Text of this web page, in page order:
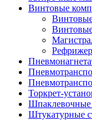
Винтовые
Торкрет-
Шпаклевочные
Штукатурные